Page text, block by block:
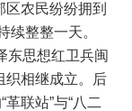
区农民纷纷拥到
续整整一天。
思想红卫兵闽
织相继成立。后
联站”与“八二